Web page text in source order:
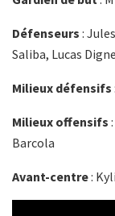
Défenseurs :
Saliba, Lucas Digne
Milieux défensifs
Milieux offensifs
Barcola
Avant-centre: